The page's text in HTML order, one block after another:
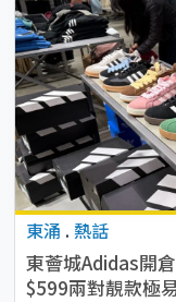
東涌 . 熱話
東薈城Adidas開
$599兩對靚款極